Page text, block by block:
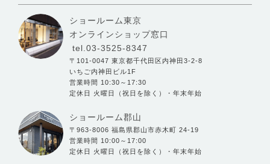
ショールーム東京
オンラインショップ窓口
tel.03-3525-8347
〒101-0047 東京都千代田区内神田3-2-8
いちご内神田ビル1F
営業時間 10:30～17:30
定休日 火曜日（祝日を除く）・年末年始
ショールーム郡山
〒963-8006 福島県郡山市赤木町 24-19
営業時間 10:00～17:00
定休日 火曜日（祝日を除く）・年末年始